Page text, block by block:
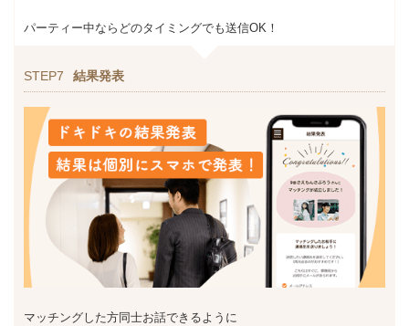
パーティー中ならどのタイミングでも送信OK！
STEP7 結果発表
マッチングした方同士お話できるように